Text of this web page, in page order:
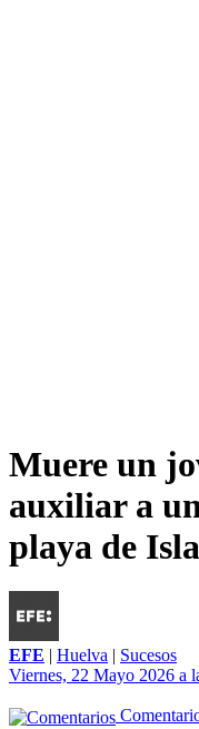
Muere un
auxiliar a
playa de
EFE | Huelva | Sucesos
Viernes, 22 Mayo 2026 a